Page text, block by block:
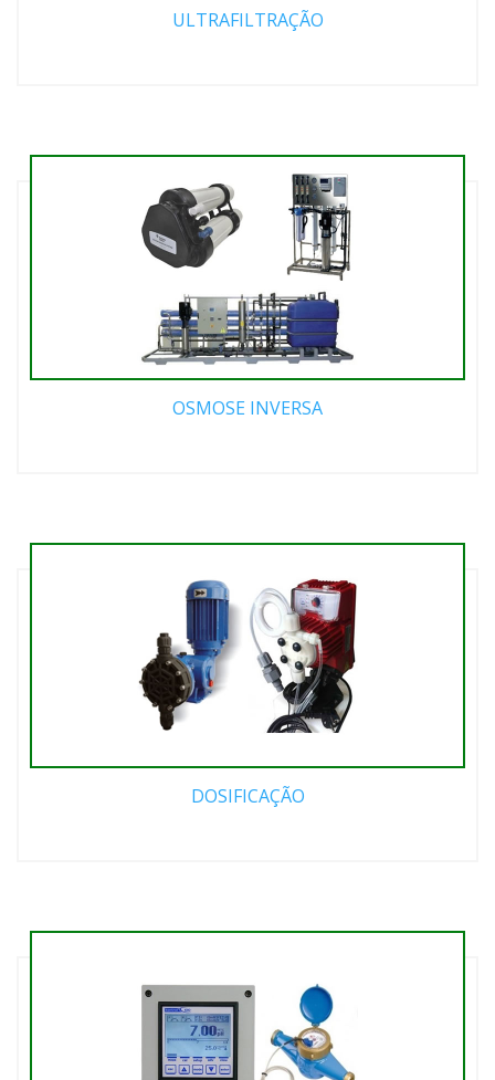
ULTRAFILTRAÇÃO
OSMOSE INVERSA
DOSIFICAÇÃO